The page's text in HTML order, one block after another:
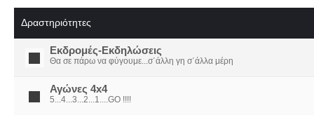
Δραστηριότητες
Εκδρομές-Εκδηλώσεις
Θα σε πάρω να φύγουμε...σ΄άλλη γη σ΄άλλα μέρη
Αγώνες 4x4
5...4...3...2...1....GO !!!!